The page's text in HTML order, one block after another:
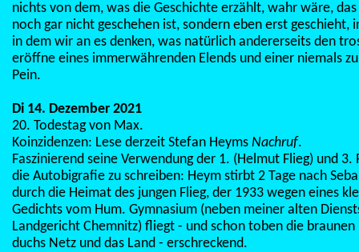
nichts von dem, was die Geschichte erzählt, wahr wäre, das
noch gar nicht geschehen ist, sondern eben erst geschieht,
in dem wir an es denken, was natürlich andererseits den
eröffne eines immerwährenden Elends und einer niemals
Pein.
Di 14. Dezember 2021
20. Todestag von Max.
Koinzidenzen: Lese derzeit Stefan Heyms Nachruf.
Faszinierend seine Verwendung der 1. (Helmut Flieg) und 3.
die Autobigrafie zu schreiben: Heym stirbt 2 Tage nach
durch die Heimat des jungen Flieg, der 1933 wegen eines
Gedichts vom Hum. Gymnasium (neben meiner alten
Landgericht Chemnitz) fliegt - und schon toben die
duchs Netz und das Land - erschreckend.